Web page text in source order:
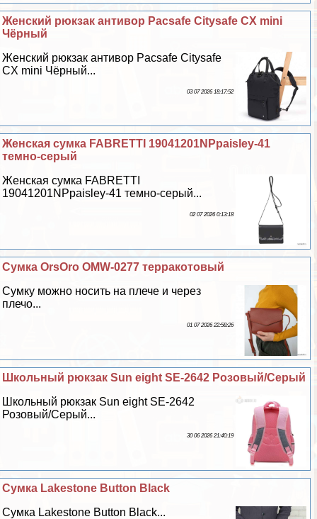
Женский рюкзак антивор Pacsafe Citysafe CX mini
Чёрный
Женский рюкзак антивор Pacsafe Citysafe
CX mini Чёрный...
03 07 2026 18:17:52
Женская сумка FABRETTI 19041201NPpaisley-41
темно-серый
Женская сумка FABRETTI
19041201NPpaisley-41 темно-серый...
02 07 2026 0:13:18
Сумка OrsOro OMW-0277 терpaкотовый
Сумку можно носить на плече и через
плечо...
01 07 2026 22:58:26
Школьный рюкзак Sun eight SE-2642 Розовый/Серый
Школьный рюкзак Sun eight SE-2642
Розовый/Серый...
30 06 2026 21:40:19
Сумка Lakestone Button Black
Сумка Lakestone Button Black...